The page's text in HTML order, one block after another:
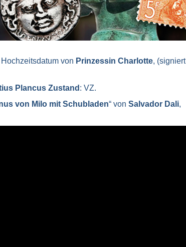
von Prinzessin Charlotte, (signiert
Plancus Zustand : VZ.
von Milo mit Schubladen“ von Salvador Dali,